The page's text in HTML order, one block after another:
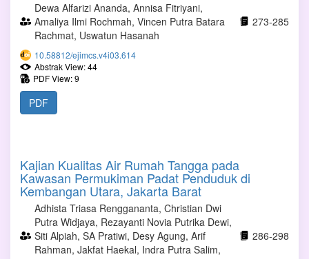
Dewa Alfarizi Ananda, Annisa Fitriyani,
Amaliya Ilmi Rochmah, Vincen Putra Batara
Rachmat, Uswatun Hasanah
273-285
10.58812/ejimcs.v4i03.614
Abstrak View: 44
PDF View: 9
PDF
Kajian Kualitas Air Rumah Tangga pada
Kawasan Permukiman Padat Penduduk di
Kembangan Utara, Jakarta Barat
Adhista Triasa Renggananta, Christian Dwi
Putra Widjaya, Rezayanti Novia Putrika Dewi,
Siti Alpiah, SA Pratiwi, Desy Agung, Arif
Rahman, Jakfat Haekal, Indra Putra Salim,
286-298